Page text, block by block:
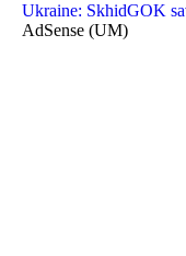
Ukraine: SkhidGOK
AdSense (UM)